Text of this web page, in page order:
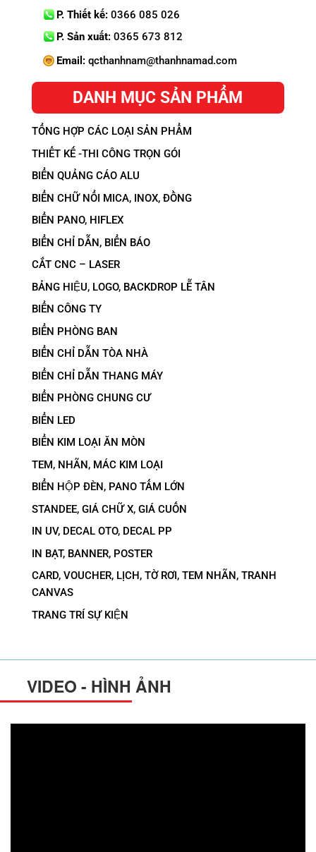
P. Thiết kế:0366 085 026
P. Sản xuất:0365 673 812
Email:qcthanhnam@thanhnamad.com
DANH MỤC SẢN PHẨM
TỔNG HỢP CÁC LOẠI SẢN PHẨM
THIẾT KẾ -THI CÔNG TRỌN GÓI
BIỂN QUẢNG CÁO ALU
BIỂN CHỮ NỔI MICA, INOX, ĐỒNG
BIỂN PANO, HIFLEX
BIỂN CHỈ DẪN, BIỂN BÁO
CẮT CNC – LASER
BẢNG HIỆU, LOGO, BACKDROP LỄ TÂN
BIỂN CÔNG TY
BIỂN PHÒNG BAN
BIỂN CHỈ DẪN TÒA NHÀ
BIỂN CHỈ DẪN THANG MÁY
BIỂN PHÒNG CHUNG CƯ
BIỂN LED
BIỂN KIM LOẠI ĂN MÒN
TEM, NHÃN, MÁC KIM LOẠI
BIỂN HỘP ĐÈN, PANO TẤM LỚN
STANDEE, GIÁ CHỮ X, GIÁ CUỐN
IN UV, DECAL OTO, DECAL PP
IN BẠT, BANNER, POSTER
CARD, VOUCHER, LỊCH, TỜ RƠI, TEM NHÃN, TRANH
CANVAS
TRANG TRÍ SỰ KIỆN
VIDEO - HÌNH ẢNH